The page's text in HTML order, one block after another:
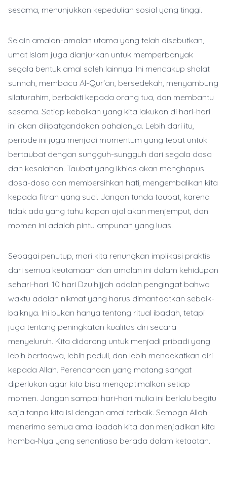
sesama, menunjukkan kepedulian sosial yang tinggi.
Selain amalan-amalan utama yang telah disebutkan,
umat Islam juga dianjurkan untuk memperbanyak
segala bentuk amal saleh lainnya. Ini mencakup shalat
sunnah, membaca Al-Qur'an, bersedekah, menyambung
silaturahim, berbakti kepada orang tua, dan membantu
sesama. Setiap kebaikan yang kita lakukan di hari-hari
ini akan dilipatgandakan pahalanya. Lebih dari itu,
periode ini juga menjadi momentum yang tepat untuk
bertaubat dengan sungguh-sungguh dari segala dosa
dan kesalahan. Taubat yang ikhlas akan menghapus
dosa-dosa dan membersihkan hati, mengembalikan kita
kepada fitrah yang suci. Jangan tunda taubat, karena
tidak ada yang tahu kapan ajal akan menjemput, dan
momen ini adalah pintu ampunan yang luas.
Sebagai penutup, mari kita renungkan implikasi praktis
dari semua keutamaan dan amalan ini dalam kehidupan
sehari-hari. 10 hari Dzulhijjah adalah pengingat bahwa
waktu adalah nikmat yang harus dimanfaatkan sebaik-
baiknya. Ini bukan hanya tentang ritual ibadah, tetapi
juga tentang peningkatan kualitas diri secara
menyeluruh. Kita didorong untuk menjadi pribadi yang
lebih bertaqwa, lebih peduli, dan lebih mendekatkan diri
kepada Allah. Perencanaan yang matang sangat
diperlukan agar kita bisa mengoptimalkan setiap
momen. Jangan sampai hari-hari mulia ini berlalu begitu
saja tanpa kita isi dengan amal terbaik. Semoga Allah
menerima semua amal ibadah kita dan menjadikan kita
hamba-Nya yang senantiasa berada dalam ketaatan.